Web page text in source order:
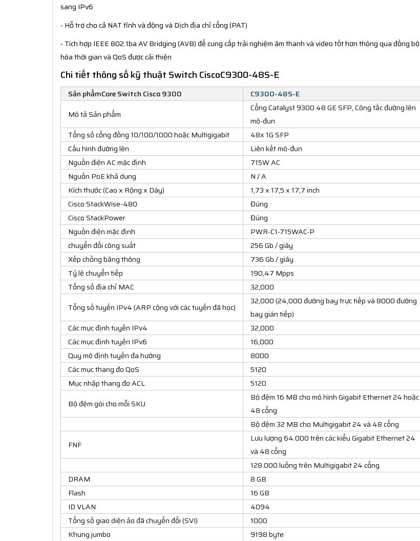
sang IPv6
- Hỗ trợ cho cả NAT tĩnh và động và Dịch địa chỉ cổng (PAT)
- Tích hợp IEEE 802.1ba AV Bridging (AVB) để cung cấp trải nghiệm âm thanh và video tốt hơn thông qua đồng bộ
hóa thời gian và QoS được cải thiện
Chi tiết thông số kỹ thuật Switch CiscoC9300-48S-E
Sản phẩmCore Switch Cisco 9300
C9300-48S-E
Mô tả Sản phẩm
Cổng Catalyst 9300 48 GE SFP, Công tắc đường lên
mô-đun
Tổng số cổng đồng 10/100/1000 hoặc Multigigabit
48x 1G SFP
Cấu hình đường lên
Liên kết mô-đun
Nguồn điện AC mặc định
715W AC
Nguồn PoE khả dụng
N / A
Kích thước (Cao x Rộng x Dày)
1,73 x 17,5 x 17,7 inch
Cisco StackWise-480
Đúng
Cisco StackPower
Đúng
Nguồn điện mặc định
PWR-C1-715WAC-P
chuyển đổi công suất
256 Gb / giây
Xếp chồng băng thông
736 Gb / giây
Tỷ lệ chuyển tiếp
190,47 Mpps
Tổng số địa chỉ MAC
32,000
Tổng số tuyến IPv4 (ARP cộng với các tuyến đã học)
32,000 (24,000 đường bay trực tiếp và 8000 đường
bay gián tiếp)
Các mục định tuyến IPv4
32,000
Các mục định tuyến IPv6
16,000
Quy mô định tuyến đa hướng
8000
Các mục thang đo QoS
5120
Mục nhập thang đo ACL
5120
Bộ đệm gói cho mỗi SKU
Bộ đệm 16 MB cho mô hình Gigabit Ethernet 24 hoặc
48 cổng
Bộ đệm 32 MB cho Multigigabit 24 và 48 cổng
FNF
Lưu lượng 64.000 trên các kiểu Gigabit Ethernet 24
và 48 cổng
128.000 luồng trên Multigigabit 24 cổng
DRAM
8 GB
Flash
16 GB
ID VLAN
4094
Tổng số giao diện ảo đã chuyển đổi (SVI)
1000
Khung jumbo
9198 byte